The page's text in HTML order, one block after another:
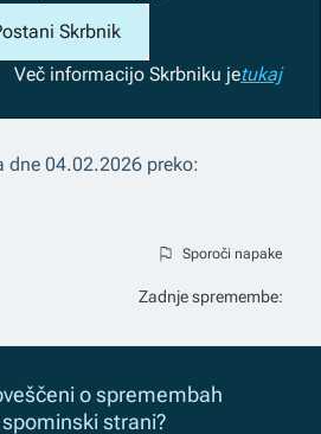
Skrbnik
Več informacijo Skrbniku jetukaj
dne 04.02.2026 preko:
Sporoči napake
Zadnje spremembe:
o spremembah
strani?